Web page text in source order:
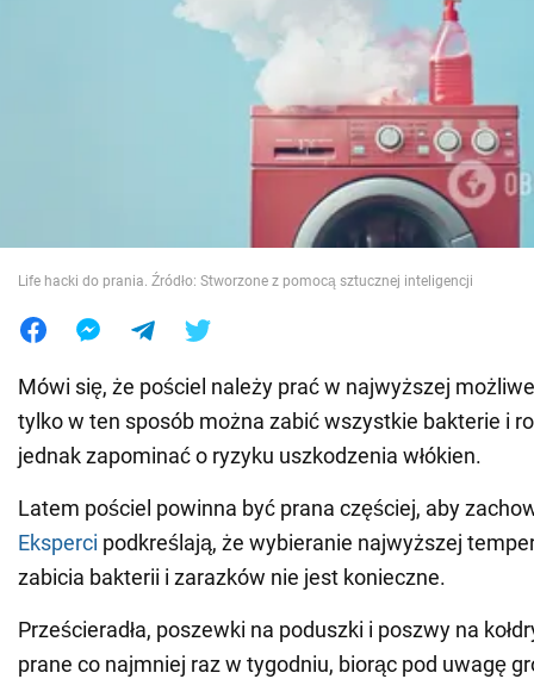
Jedzenie
Life hacki do prania. Źródło: Stworzone z pomocą sztucznej inteligencji
Mówi się, że pościel należy prać w najwyższej
tylko w ten sposób można zabić wszystkie bakterie i
jednak zapominać o ryzyku uszkodzenia włókien.
Latem pościel powinna być prana częściej, aby
Eksperci podkreślają, że wybieranie najwyższej
zabicia bakterii i zarazków nie jest konieczne.
Prześcieradła, poszewki na poduszki i poszwy na
prane co najmniej raz w tygodniu, biorąc pod uwagę